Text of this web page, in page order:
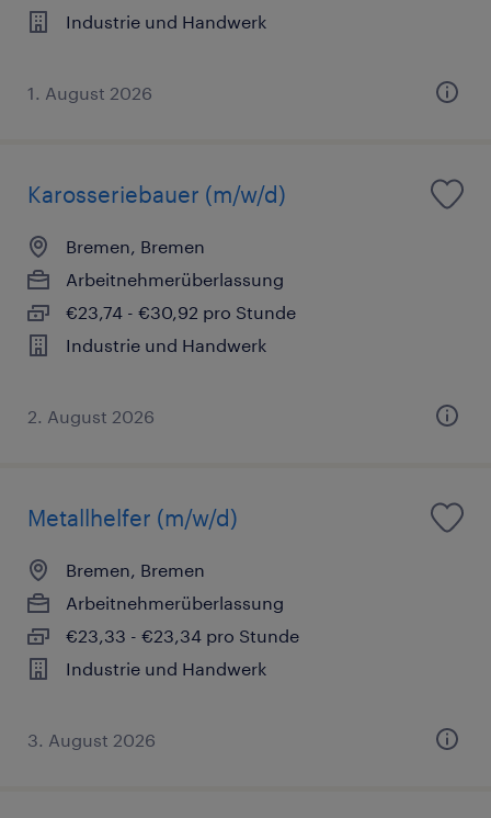
Industrie und Handwerk
1. August 2026
Karosseriebauer (m/w/d)
Bremen, Bremen
Arbeitnehmerüberlassung
€23,74 - €30,92 pro Stunde
Industrie und Handwerk
2. August 2026
Metallhelfer (m/w/d)
Bremen, Bremen
Arbeitnehmerüberlassung
€23,33 - €23,34 pro Stunde
Industrie und Handwerk
3. August 2026